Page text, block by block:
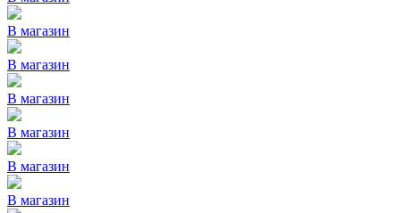
В магазин
В магазин
В магазин
В магазин
В магазин
В магазин